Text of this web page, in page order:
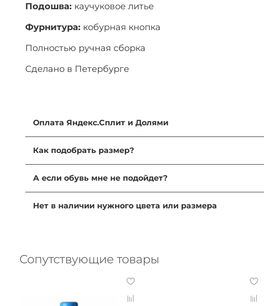
Подошва: каучуковое литье
Фурнитура: кобурная кнопка
Полностью ручная сборка
Сделано в Петербурге
Оплата Яндекс.Сплит и Долями
оформлении заказа и мы сразу отправляем вашу
Возврат, обмен и начисление бонусов происходит так
Как подобрать размер?
описании. Если это ваш первый заказ, то мы
комфортную пару не только по длине, но и по полноте
А если обувь мне не подойдет?
мы поможем оформить возврат или обмен
Нет в наличии нужного цвета или размера
Сопутствующие товары